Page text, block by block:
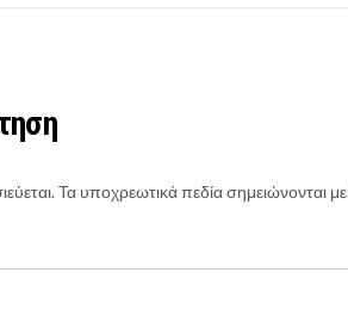
Τα υποχρεωτικά πεδία σημειώνονται με